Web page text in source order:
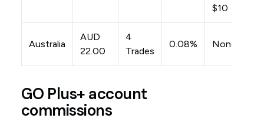
$10
Australia
AUD
22.00
4
Trades
0.08% None
GO Plus+ account
commissions